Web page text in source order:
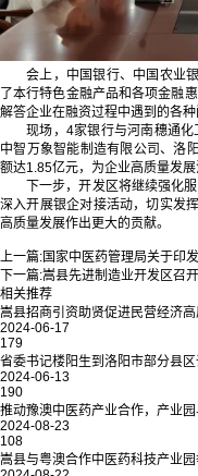
会上，中国银行、中国农业
了本行特色金融产品和各项金融
解答企业在融资过程中遇到的各
现场，4家银行与河南穗通
中智万象智能制造有限公司、洛
额达1.85亿元，为企业高质量发展
下一步，开发区将继续强化
深入开展银企对接活动，切实发
高质量发展作出更大的贡献。
上一篇:国家中医药管理局关于印
下一篇:嵩县先进制造业开发区召
相关推荐
嵩县招商引资助贤促进民营经济
2024-06-17
179
省委书记楼阳生到洛阳市部分县
2024-06-13
190
推动豫澳中医药产业合作，产业
2024-08-23
108
嵩县与粤澳合作中医药科技产业